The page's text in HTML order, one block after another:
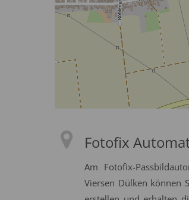
Fotofix
Am Fotofix-
Viersen Dülken können